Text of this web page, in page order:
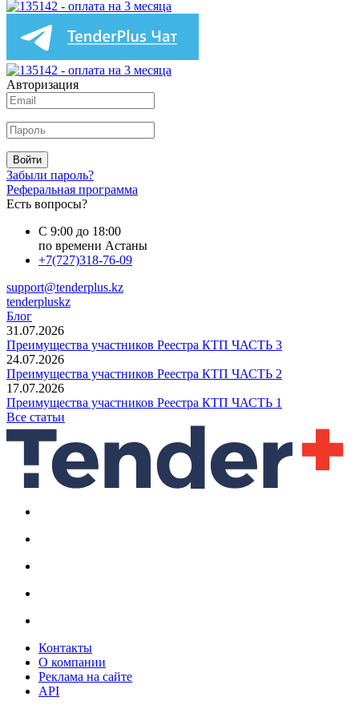
Авторизация
Войти
Забыли пароль?
Реферальная программа
Есть вопросы?
С 9:00 до 18:00
по времени Астаны
+7(727)318-76-09
support@tenderplus.kz
tenderpluskz
Блог
31.07.2026
Преимущества участников Реестра КТП ЧАСТЬ 3
24.07.2026
Преимущества участников Реестра КТП ЧАСТЬ 2
17.07.2026
Преимущества участников Реестра КТП ЧАСТЬ 1
Все статьи
Контакты
О компании
Реклама на сайте
API